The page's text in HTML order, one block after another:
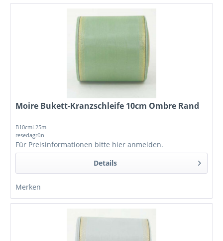
Moire Bukett-Kranzschleife 10cm Ombre Rand
B10cmL25m
resedagrün
Für Preisinformationen bitte hier anmelden.
Details
Merken